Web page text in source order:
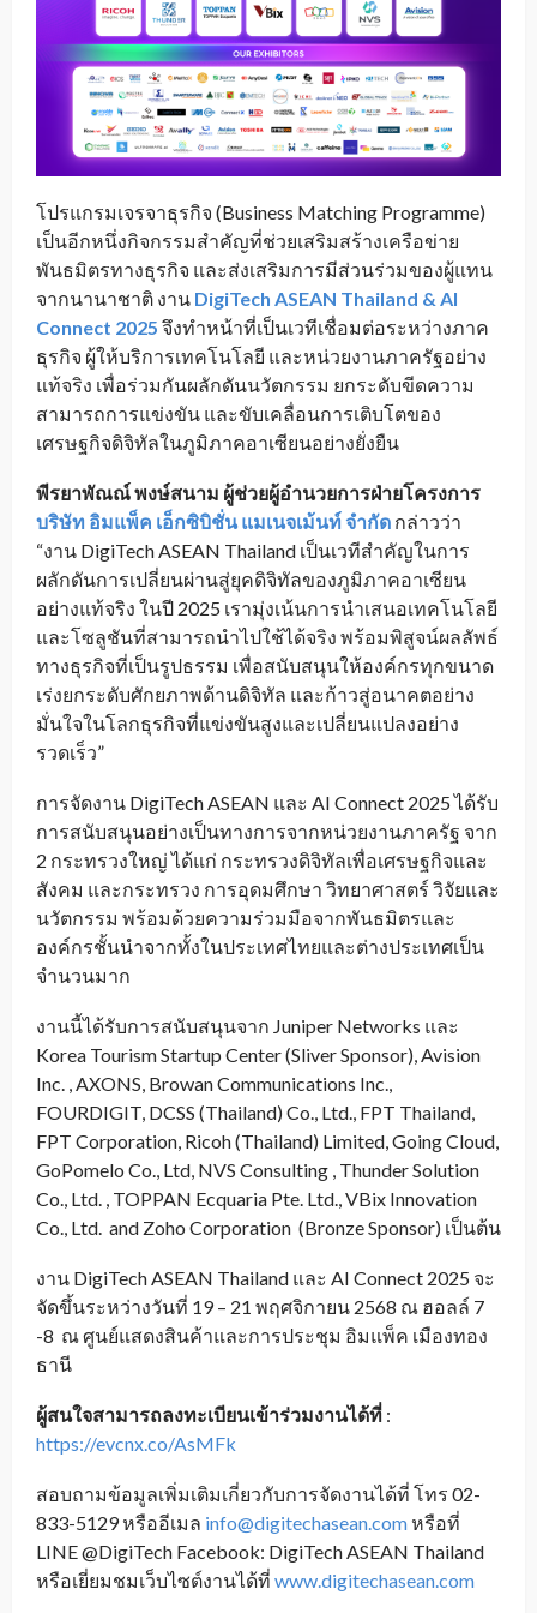
โปรแกรมเจรจาธุรกิจ (Business Matching Programme)
เป็นอีกหนึ่งกิจกรรมสำคัญที่ช่วยเสริมสร้างเครือข่าย
พันธมิตรทางธุรกิจ และส่งเสริมการมีส่วนร่วมของผู้แทน
จากนานาชาติ งาน DigiTech ASEAN Thailand & AI
Connect 2025 จึงทำหน้าที่เป็นเวทีเชื่อมต่อระหว่างภาค
ธุรกิจ ผู้ให้บริการเทคโนโลยี และหน่วยงานภาครัฐอย่าง
แท้จริง เพื่อร่วมกันผลักดันนวัตกรรม ยกระดับขีดความ
สามารถการแข่งขัน และขับเคลื่อนการเติบโตของ
เศรษฐกิจดิจิทัลในภูมิภาคอาเซียนอย่างยั่งยืน
พีรยาพัณณ์ พงษ์สนาม ผู้ช่วยผู้อำนวยการฝ่ายโครงการ
บริษัท อิมแพ็ค เอ็กซิบิชั่น แมเนจเม้นท์ จำกัด กล่าวว่า
“งาน DigiTech ASEAN Thailand เป็นเวทีสำคัญในการ
ผลักดันการเปลี่ยนผ่านสู่ยุคดิจิทัลของภูมิภาคอาเซียน
อย่างแท้จริง ในปี 2025 เรามุ่งเน้นการนำเสนอเทคโนโลยี
และโซลูชันที่สามารถนำไปใช้ได้จริง พร้อมพิสูจน์ผลลัพธ์
ทางธุรกิจที่เป็นรูปธรรม เพื่อสนับสนุนให้องค์กรทุกขนาด
เร่งยกระดับศักยภาพด้านดิจิทัล และก้าวสู่อนาคตอย่าง
มั่นใจในโลกธุรกิจที่แข่งขันสูงและเปลี่ยนแปลงอย่าง
รวดเร็ว”
การจัดงาน DigiTech ASEAN และ AI Connect 2025 ได้รับ
การสนับสนุนอย่างเป็นทางการจากหน่วยงานภาครัฐ จาก
2 กระทรวงใหญ่ ได้แก่ กระทรวงดิจิทัลเพื่อเศรษฐกิจและ
สังคม และกระทรวง การอุดมศึกษา วิทยาศาสตร์ วิจัยและ
นวัตกรรม พร้อมด้วยความร่วมมือจากพันธมิตรและ
องค์กรชั้นนำจากทั้งในประเทศไทยและต่างประเทศเป็น
จำนวนมาก
งานนี้ได้รับการสนับสนุนจาก Juniper Networks และ
Korea Tourism Startup Center (Sliver Sponsor), Avision
Inc. , AXONS, Browan Communications Inc.,
FOURDIGIT, DCSS (Thailand) Co., Ltd., FPT Thailand,
FPT Corporation, Ricoh (Thailand) Limited, Going Cloud,
GoPomelo Co., Ltd, NVS Consulting , Thunder Solution
Co., Ltd. , TOPPAN Ecquaria Pte. Ltd., VBix Innovation
Co., Ltd. and Zoho Corporation (Bronze Sponsor) เป็นต้น
งาน DigiTech ASEAN Thailand และ AI Connect 2025 จะ
จัดขึ้นระหว่างวันที่ 19 – 21 พฤศจิกายน 2568 ณ ฮอลล์ 7
-8 ณ ศูนย์แสดงสินค้าและการประชุม อิมแพ็ค เมืองทอง
ธานี
ผู้สนใจสามารถลงทะเบียนเข้าร่วมงานได้ที่ :
https://evcnx.co/AsMFk
สอบถามข้อมูลเพิ่มเติมเกี่ยวกับการจัดงานได้ที่ โทร 02-
833-5129 หรืออีเมล info@digitechasean.comหรือที่
LINE @DigiTech Facebook: DigiTech ASEAN Thailand
หรือเยี่ยมชมเว็บไซต์งานได้ที่ www.digitechasean.com